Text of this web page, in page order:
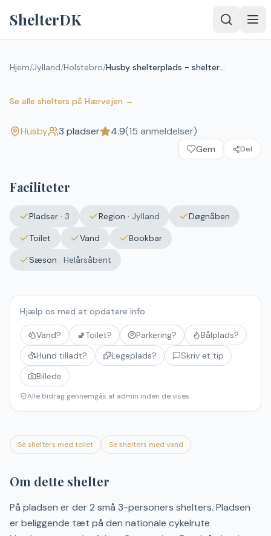
ShelterDK
Hjem/Jylland/Holstebro/ Husby shelterplads - shelter 4
Se alle shelters på Hærvejen →
Husby shelterplads - shelter 4
4.9 15 anmeldelser)
Husby 3 pladser 4.9(15 anmeldelser)
Gem Del
Faciliteter
Pladser · 3 Region · Jylland
Døgnåben
Toilet
Vand
Bookbar
Sæson · Helårsåbent
Hjælp os med at opdatere info
Vand? 🚽Toilet? Parkering?
Bålplads?
Hund tilladt?
Legeplads?
Skriv et tip
Billede
Alle bidrag gennemgås af admin inden de vises
Se shelters med toilet Se shelters med vand
Om dette shelter
På pladsen er der 2 små 3-personers shelters. Pladsen
er beliggende tæt på den nationale cykelrute